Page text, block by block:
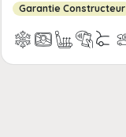
Garantie Constructeur